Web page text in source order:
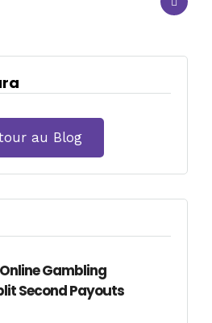
au Blog
Gambling
Second Payouts